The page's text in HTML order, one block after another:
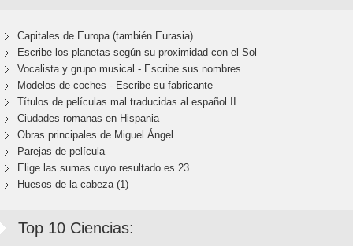
Capitales de Europa (también Eurasia)
Escribe los planetas según su proximidad con el Sol
Vocalista y grupo musical - Escribe sus nombres
Modelos de coches - Escribe su fabricante
Títulos de películas mal traducidas al español II
Ciudades romanas en Hispania
Obras principales de Miguel Ángel
Parejas de película
Elige las sumas cuyo resultado es 23
Huesos de la cabeza (1)
Top 10 Ciencias: